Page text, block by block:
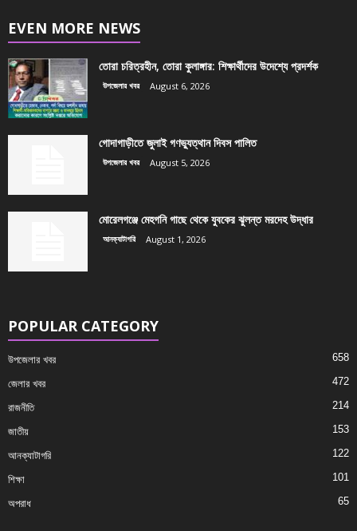
EVEN MORE NEWS
তোরা চরিত্রহীন, তোরা কুলাঙ্গার: শিক্ষার্থীদের উদেশ্যে প্রদর্শক
উপজেলার খবর August 6, 2026
গোদাগাড়ীতে জুলাই গণভ্যুত্থান দিবস পালিত
উপজেলার খবর August 5, 2026
মোরেলগঞ্জে মেহগনি গাছে থেকে যুবকের ঝুলন্ত মরদেহ উদ্ধার
আনক্যাটাগরি August 1, 2026
POPULAR CATEGORY
উপজেলার খবর 658
জেলার খবর 472
রাজনীতি 214
জাতীয় 153
আনক্যাটাগরি 122
শিক্ষা 101
অপরাধ 65